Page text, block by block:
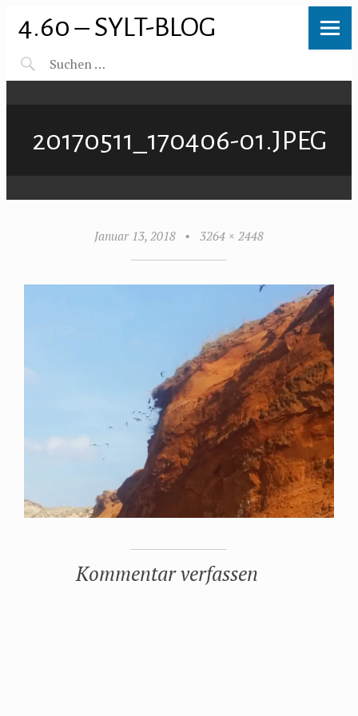
4.60 – SYLT-BLOG
20170511_170406-01.JPEG
Januar 13, 2018 • 3264 × 2448
Kommentar verfassen